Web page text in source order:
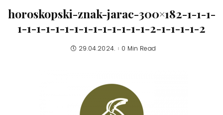
horoskopski-znak-jarac-300×182-1-1-1-
1-1-1-1-1-1-1-1-1-1-1-1-1-1-2-1-1-1-1-2
29.04.2024. 0 Min Read